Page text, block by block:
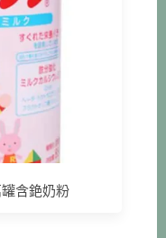
含銫奶粉